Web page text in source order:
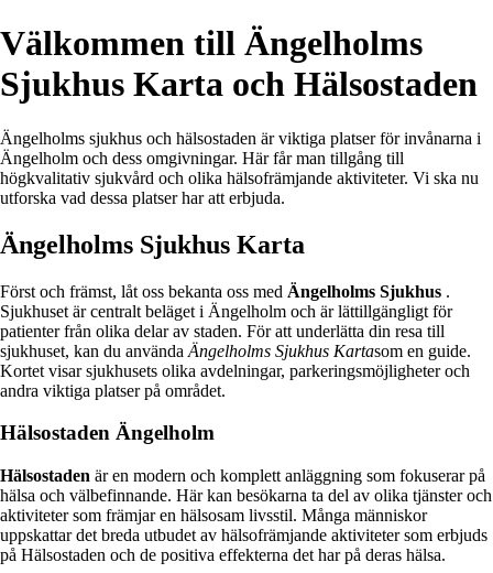
Välkommen till Ängelholms
Sjukhus Karta och Hälsostaden
Ängelholms sjukhus och hälsostaden är viktiga platser för invånarna i
Ängelholm och dess omgivningar. Här får man tillgång till
högkvalitativ sjukvård och olika hälsofrämjande aktiviteter. Vi ska nu
utforska vad dessa platser har att erbjuda.
Ängelholms Sjukhus Karta
Först och främst, låt oss bekanta oss med Ängelholms Sjukhus .
Sjukhuset är centralt beläget i Ängelholm och är lättillgängligt för
patienter från olika delar av staden. För att underlätta din resa till
sjukhuset, kan du använda Ängelholms Sjukhus Kartasom en guide.
Kortet visar sjukhusets olika avdelningar, parkeringsmöjligheter och
andra viktiga platser på området.
Hälsostaden Ängelholm
Hälsostaden är en modern och komplett anläggning som fokuserar på
hälsa och välbefinnande. Här kan besökarna ta del av olika tjänster och
aktiviteter som främjar en hälsosam livsstil. Många människor
uppskattar det breda utbudet av hälsofrämjande aktiviteter som erbjuds
på Hälsostaden och de positiva effekterna det har på deras hälsa.